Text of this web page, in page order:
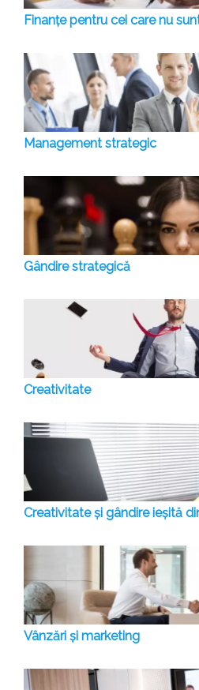
Finanțe pentru cei care nu
Management strategic
Gândire strategică
Creativitate
Creativitate și gândire ieșită
Vânzări și marketing